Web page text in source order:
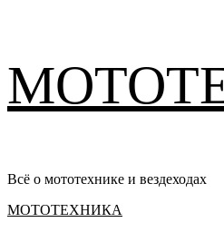
содержимому
Всё о мототехнике и вездеходах
Основное
МОТОТЕХНИКА